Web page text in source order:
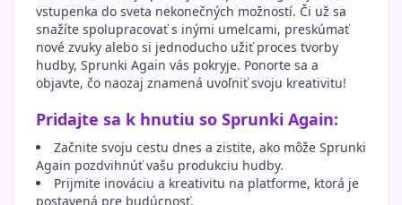
vstupenka do sveta nekonečných možností. Či už sa
snažíte spolupracovať s inými umelcami, preskúmať
nové zvuky alebo si jednoducho užiť proces tvorby
hudby, Sprunki Again vás pokryje. Ponorte sa a
objavte, čo naozaj znamená uvoľniť svoju kreativitu!
Pridajte sa k hnutiu so Sprunki Again:
Začnite svoju cestu dnes a zistite, ako môže Sprunki
Again pozdvihnúť vašu produkciu hudby.
Prijmite inováciu a kreativitu na platforme, ktorá je
postavená pre budúcnosť.